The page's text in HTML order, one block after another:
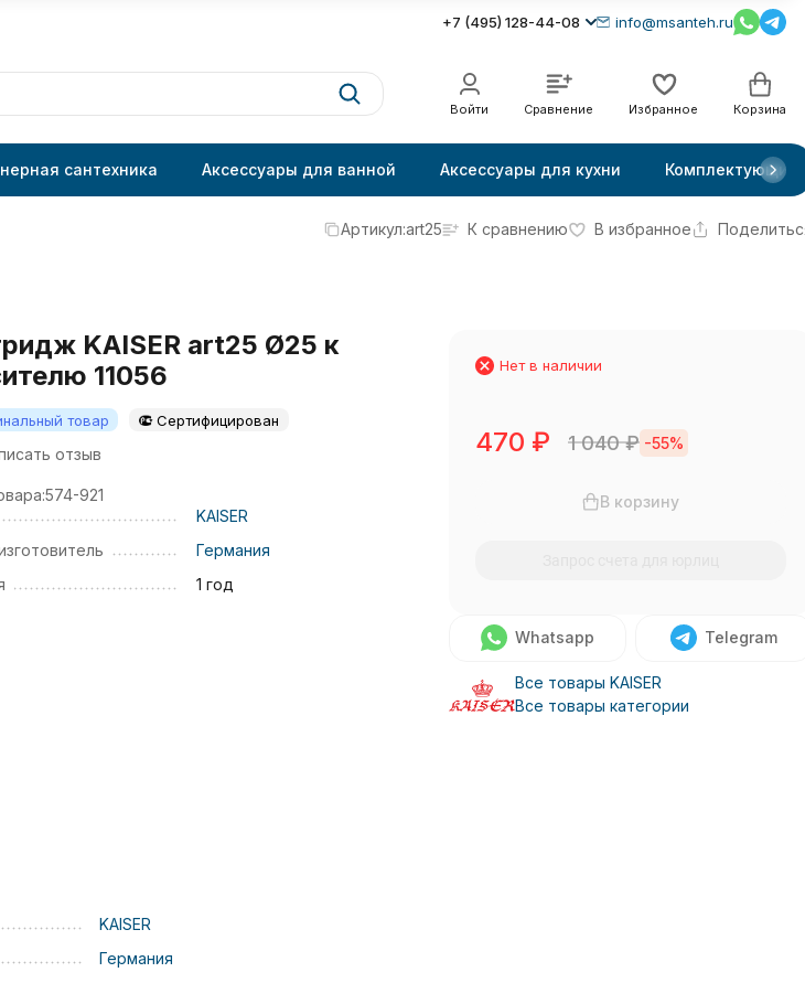
+7 (495) 128-44-08 info@msanteh.ru
Войти Сравнение Избранное Корзина
сантехника Аксессуары для ванной Аксессуары для кухни Комплектующие
Артикул:art25 К сравнению В избранное
KAISER art25 Ø25 к
11056
товар Сертифицирован
отзыв
574-921
KAISER
Германия
1 год
Нет в наличии
470 ₽ 1 040₽ -55%
В корзину
Whatsapp Telegram
Все товары KAISER
Все товары категории
KAISER
Германия